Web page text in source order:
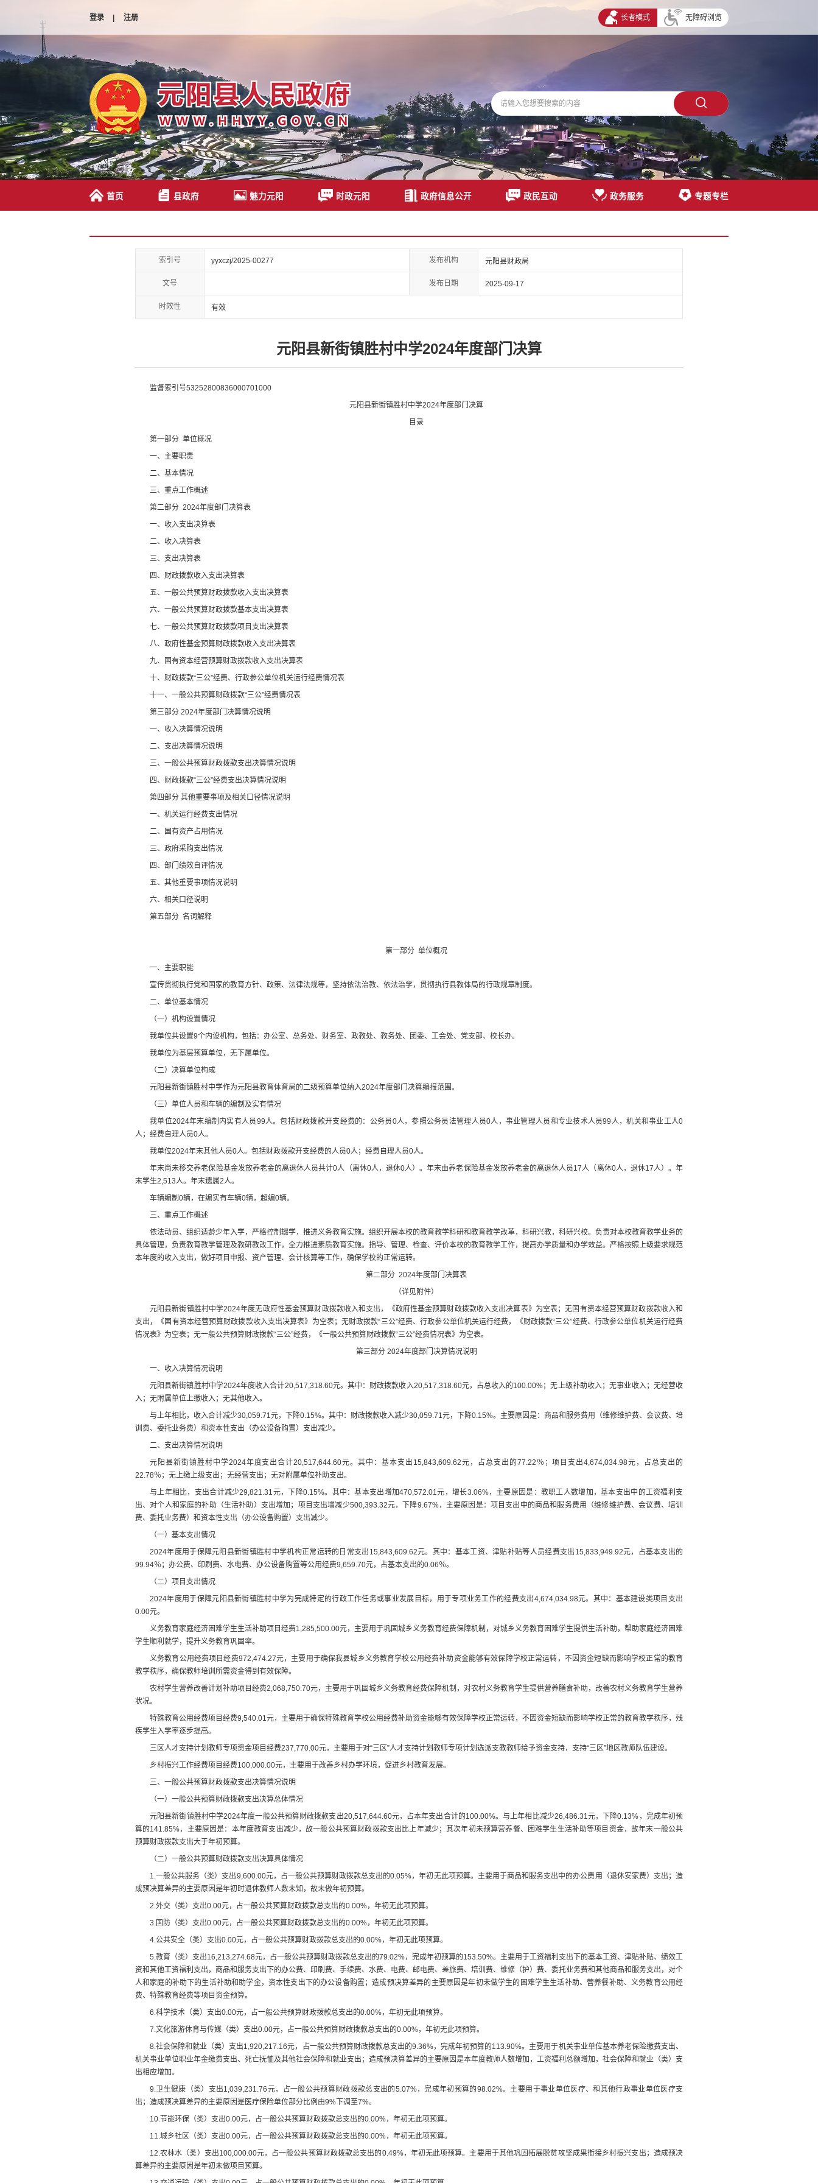
登录 | 注册 长者模式 无障碍浏览
首页 县政府 魅力元阳 时政元阳 政府信息公开 政民互动 政务服务 专题专栏
索引号 yyxczj/2025-00277 发布机构 元阳县财政局
文号 发布日期 2025-09-17
时效性 有效
元阳县新街镇胜村中学2024年度部门决算
监督索引号53252800836000701000
元阳县新街镇胜村中学2024年度部门决算
目录
第一部分 单位概况
一、主要职责
二、 基本情况
三、重点工作概述
第二部分 2024年度部门决算表
一、收入支出决算表
二、收入决算表
三、支出决算表
四、财政拨款收入支出决算表
五、一般公共预算财政拨款收入支出决算表
六、一般公共预算财政拨款基本支出决算表
七、 一般公共预算财政拨款项目支出决算表
八、政府性基金预算财政拨款收入支出决算表
九、国有资本经营预算财政拨款收入支出决算表
十、 财政拨款“三公”经费、行政参公单位机关运行经费情况表
十一、一般公共预算财政拨款“三公”经费情况表
第三部分 2024年度部门决算情况说明
一、收入决算情况说明
二、支出决算情况说明
三、一般公共预算财政拨款支出决算情况说明
四、财政拨款“三公”经费支出决算情况说明
第四部分 其他重要事项及相关口径情况说明
一、 机关运行经费支出情况
二、
国有资产占用情况
三、 政府采购支出情况
四、 部门绩效自评情况
五、 其他重要事项情况说明
六、相关口径说明
第五部分 名词解释
第一部分 单位概况
一、主要职能
宣传贯彻执行党和国家的教育方针、政策、法律法规等，坚持依法治教、依法治学，贯彻执行县教体局的行政规章制度。
二、 单位基本情况
（一）机构设置情况
我单位共设置9个内设机构，包括： 办公室、总务处、财务室、 政教处、教务处、团委、工会处、党支部、校长办。
我单位为基层预算单位，无下属单位。
（二） 决算单位构成
元阳县新街镇胜村中学作为元阳县教育体育局的二级预算单位纳入2024年度部门决算编报范围。
（三） 单位人员和车辆的编制及实有情况
我单位2024年末编制内实有人员99人。包括财政拨款开支经费的 ： 公务员0人，参照公务员法管理人员0人 ， 事业管理人员和专业技术人员99 人，机关和事业工人0
人 ；经费自理人员0人。
我单位2024年末其他人员0人。包括财政拨款开支经费的人员0人；经费自理人员0人。
年末尚未移交养老保险基金发放养老金的离退休人员共计0人 （离休0人，退休0人）。年末由养老保险基金发放养老金的离退休人员17人 （离休0人，退休17人）。年
末学生2,513人。年末遗属2人。
车辆编制 0辆，在编实有车辆0辆，超编0辆。
三、重点工作概述
依法动员、组织适龄少年入学，严格控制辍学，推进义务教育实施。组织开展本校的教育教学科研和教育教学改革，科研兴教，科研兴校。负责对本校教育教学业务的
具体管理，负责教育教学管理及教研教改工作，全力推进素质教育实施。指导、管理、检查、评价本校的教育教学工作，提高办学质量和办学效益。 严格按照上级要求规范
本年度的收入支出，做好项目申报、资产管理、会计核算等工作，确保学校的正常运转。
第二部分 2024年度部门决算表
（详见附件）
元阳县新街镇胜村中学2024年度无政府性基金预算财政拨款收入和支出，《政府性基金预算财政拨款收入支出决算表》为空表；无国有资本经营预算财政拨款收入和
支出，《国有资本经营预算财政拨款收入支出决算表》为空表；无财政拨款“三公”经费、行政参公单位机关运行经费，《财政拨款“三公”经费、行政参公单位机关运行经费
情况表》为空表；无一般公共预算财政拨款“三公”经费，《一般公共预算财政拨款“三公”经费情况表》为空表。
第三部分 2024年度部门决算情况说明
一、收入决算情况说明
元阳县新街镇胜村中学2024年度收入合计20,517,318.60元。其中：财政拨款收入20,517,318.60元，占总收入的100.00%；无 上级补助收入；无事业收入； 无经营收
入； 无附属单位 上缴收入； 无其他收入。
与上年相比， 收入合计减少30,059.71 元，下降0.15%。其中： 财政拨款收入减少30,059.71 元，下降0.15%。 主要原因是： 商品和服务费用（维修维护费、会议费、培
训费、委托业务费）和资本性支出（办公设备购置）支出减少。
二、支出决算情况说明
元阳县新街镇胜村中学2024年度支出合计20,517,644.60元。其中：基本支出 15,843,609.62元 ，占总支出的77.22 ％；项目支出4,674,034.98元 ，占总支出的
22.78％； 无 上缴上级支出； 无经营支出； 无对附属单位补助支出。
与上年相比，支出合计减少29,821.31 元，下降0.15%。其中：基本支出增加470,572.01元，增长3.06%， 主要原因是：教职工人数增加，基本支出中的工资福利支
出、对个人和家庭的补助（生活补助）支出增加；项目支出增减少500,393.32元，下降9.67%，主要原因是：项目支出中的商品和服务费用（维修维护费、会议费、培训
费、委托业务费）和资本性支出（办公设备购置）支出减少。
（一）基本支出情况
2024年度用于保障元阳县新街镇胜村中学机构正常运转的日常支出 15,843,609.62元。 其中： 基本工资、津贴补贴等人员经费支出 15,833,949.92元，
占基本支出的
99.94％；办公费、印刷费、水电费、办公设备购置等公用经费9,659.70元， 占基本支出的0.06％。
（二）项目支出情况
2024年度用于保障元阳县新街镇胜村中学为完成特定的行政工作任务或事业发展目标，用于专项业务工作的经费支出4,674,034.98元。 其中：基本建设类项目支出
0.00元。
义务教育家庭经济困难学生生活补助项目经费1,285,500.00元，主要用于巩固城乡义务教育经费保障机制，对城乡义务教育困难学生提供生活补助，帮助家庭经济困难
学生顺利就学，提升义务教育巩固率。
义务教育公用经费项目经费972,474. 27元，主要用于确保我县城乡义务教育学校公用经费补助资金能够有效保障学校正常运转，不因资金短缺而影响学校正常的教育
教学秩序，确保教师培训所需资金得到有效保障。
农村学生营养改善计划补助项目经费2,068,750. 70元，主要用于巩固城乡义务教育经费保障机制，对农村义务教育学生提供营养膳食补助，改善农村义务教育学生营养
状况。
特殊教育公用经费项目经费9,540. 01 元，主要用于确保特殊教育学校公用经费补助资金能够有效保障学校正常运转，不因资金短缺而影响学校正常的教育教学秩序，残
疾学生入学率逐步提高。
三区人才支持计划教师专项资金项目经费237,770.00元，主要用于对“三区”人才支持计划教师专项计划选派支教教师给予资金支持，支持“三区”地区教师队伍建设。
乡村振兴工作经费项目经费100,000.00元，主要用于改善乡村办学环境，促进乡村教育发展。
三、一般公共预算财政拨款支出决算情况说明
（一）一般公共预算财政拨款支出决算总体情况
元阳县新街镇胜村中学2024年度一般公共预算财政拨款支出20,517,644.60元， 占本年支出合计的100.00%。与上年相比减少26,486.31 元，下降0.13% ，完成年初预
算的141.85%，主要原因是：本年度教育支出减少，故一般公共预算财政拨款支出 比上年减少；其次年初未预算营养餐、困难学生生活补助等项目资金，故年末一般公共
预算财政拨款支出大于年初预算。
（二）一般公共预算财政拨款支出决算具体情况
1. 一般公共服务（类）支出9,600.00元，占一般公共预算财政拨款总支出的0.05%，年初无此项预算。主要用于商品和服务支出中的办公费用（退休安家费）支出 ； 造
成预决算差异的主要原因是年初时退休教师人数未知，故未做年初预算。
2. 外交（类）支出0.00元，占一般公共预算财政拨款总支出的0.00%，年初无此项预算。
3. 国防（类）支出0.00元，占一般公共预算财政拨款总支出的0.00%，年初无此项预算。
4. 公共安全（类）支出0.00元，占一般公共预算财政拨款总支出的0.00%，年初无此项预算。
5. 教育（类）支出16,213,274.68元，占一般公共预算财政拨款总支出的79.02%，完成年初预算的153.50%。主要用于工资福利支出下的基本工资、津贴补贴、绩效工
资和其他工资福利支出，商品和服务支出下的办公费、印刷费、手续费、水费、电费、邮电费、差旅费、培训费、维修（护）费、委托业务费和其他商品和服务支出，对个
人和家庭的补助下的生活补助和助学金，资本性支出下的办公设备购置 ；造成预决算差异的主要原因是年初未做学生的困难学生生活补助、营养餐补助、义务教育公用经
费、特殊教育经费等项目资金预算。
6. 科学技术（类）支出0.00元，占一般公共预算财政拨款总支出的0.00%，年初无此项预算。
7. 文化旅游体育与传媒（类）支出0.00元，占一般公共预算财政拨款总支出的0.00%，年初无此项预算。
8. 社会保障和就业（类）支出1,920,217.16元，占一般公共预算财政拨款总支出的9.36%，完成年初预算的113.90%。主要用于机关事业单位基本养老保险缴费支出、
机关事业单位职业年金缴费支出、死亡抚恤及其他社会保障和就业支出 ； 造成预决算差异的主要原因是本年度教师人数增加， 工资福利 总额增加，社会保障和就业（类）支
出相应增加。
9. 卫生健康（类）支出1,039,231.76元，占一般公共预算财政拨款总支出的5.07%，完成年初预算的98.02%。主要用于事业单位医疗、和其他行政事业单位医疗支
出 ； 造成预决算差异的主要原因是医疗保险单位部分比例由9%下调至7%。
10. 节能环保（类）支出0.00元，占一般公共预算财政拨款总支出的0.00%，年初无此项预算。
11. 城乡社区（类）支出0.00元，占一般公共预算财政拨款总支出的0.00%，年初无此项预算。
12. 农林水（类）支出100,000.00元，占一般公共预算财政拨款总支出的0.49%，年初无此项预算。主要用于其他巩固拓展脱贫攻坚成果衔接乡村振兴支出； 造成预决
算差异的主要原因是年初未做项目预算。